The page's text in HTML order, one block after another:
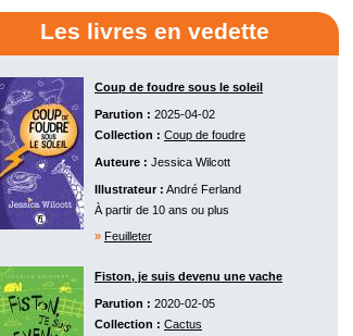
Les livres en vedette
Coup de foudre sous le soleil
Parution : 2025-04-02
Collection : Coup de foudre
Auteure : Jessica Wilcott
Illustrateur : André Ferland
À partir de 10 ans ou plus
» Feuilleter
Fiston, je suis devenu une vache
Parution : 2020-02-05
Collection : Cactus